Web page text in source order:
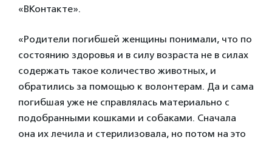
«ВКонтакте».
«Родители погибшей женщины понимали, что по
состоянию здоровья и в силу возраста не в силах
содержать такое количество животных, и
обратились за помощью к волонтерам. Да и сама
погибшая уже не справлялась материально с
подобранными кошками и собаками. Сначала
она их лечила и стерилизовала, но потом на это